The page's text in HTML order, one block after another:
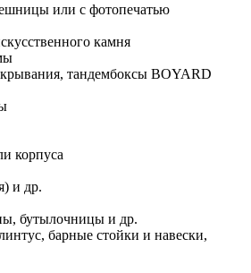
или с фотопечатью
камня
тандембоксы BOYARD
корпуса
и др.
бутылочницы и др.
барные стойки и навески,